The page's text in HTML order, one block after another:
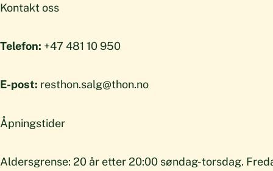
Kontakt oss
Telefon: +47 481 10 950
E-post: resthon.salg@thon.no
Åpningstider
Aldersgrense: 20 år etter 20:00 søndag-torsdag.